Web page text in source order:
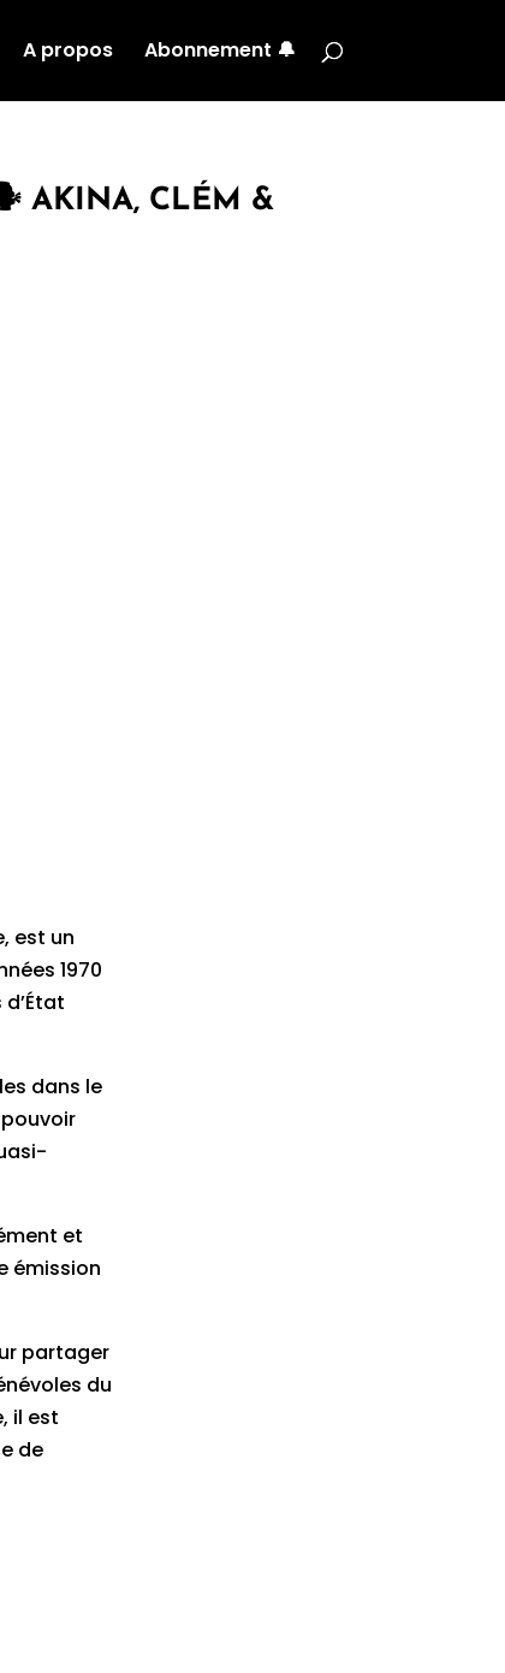
A propos Abonnement 🔔
AKINA, CLÉM &
est un
1970
dans le
et
émission
partager
du
il est
de